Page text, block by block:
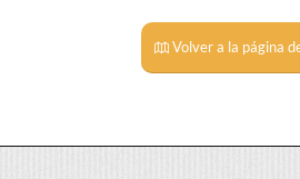
Volver a la página